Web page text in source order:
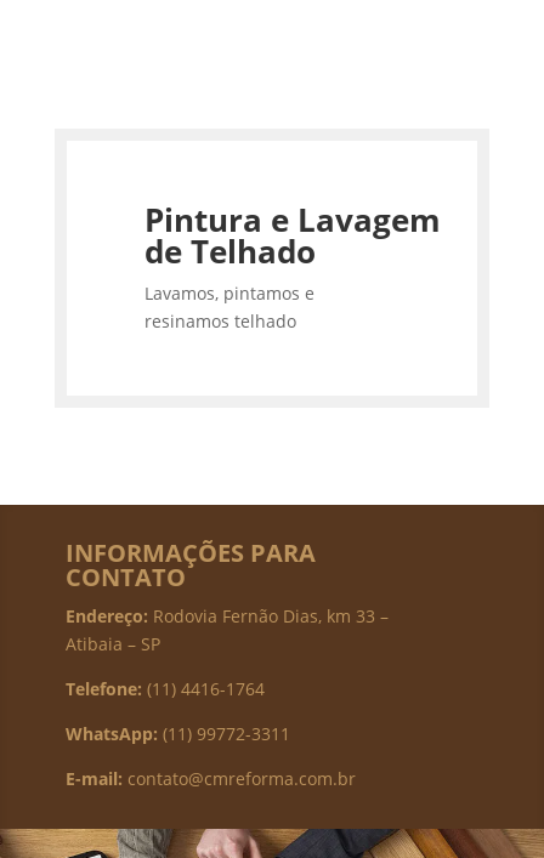
Pintura e Lavagem
de Telhado
Lavamos, pintamos e
resinamos telhado
INFORMAÇÕES PARA
CONTATO
Endereço: Rodovia Fernão Dias, km 33 –
Atibaia – SP
Telefone: (11) 4416-1764
WhatsApp: (11) 99772-3311
E-mail: contato@cmreforma.com.br